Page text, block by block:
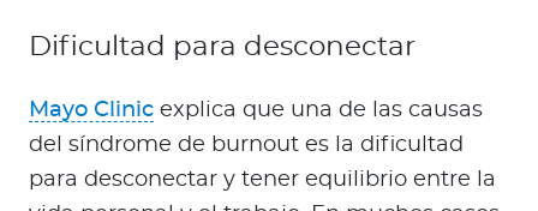
Dificultad para desconectar
Mayo Clinic explica que una de las causas
del síndrome de burnout es la dificultad
para desconectar y tener equilibrio entre la